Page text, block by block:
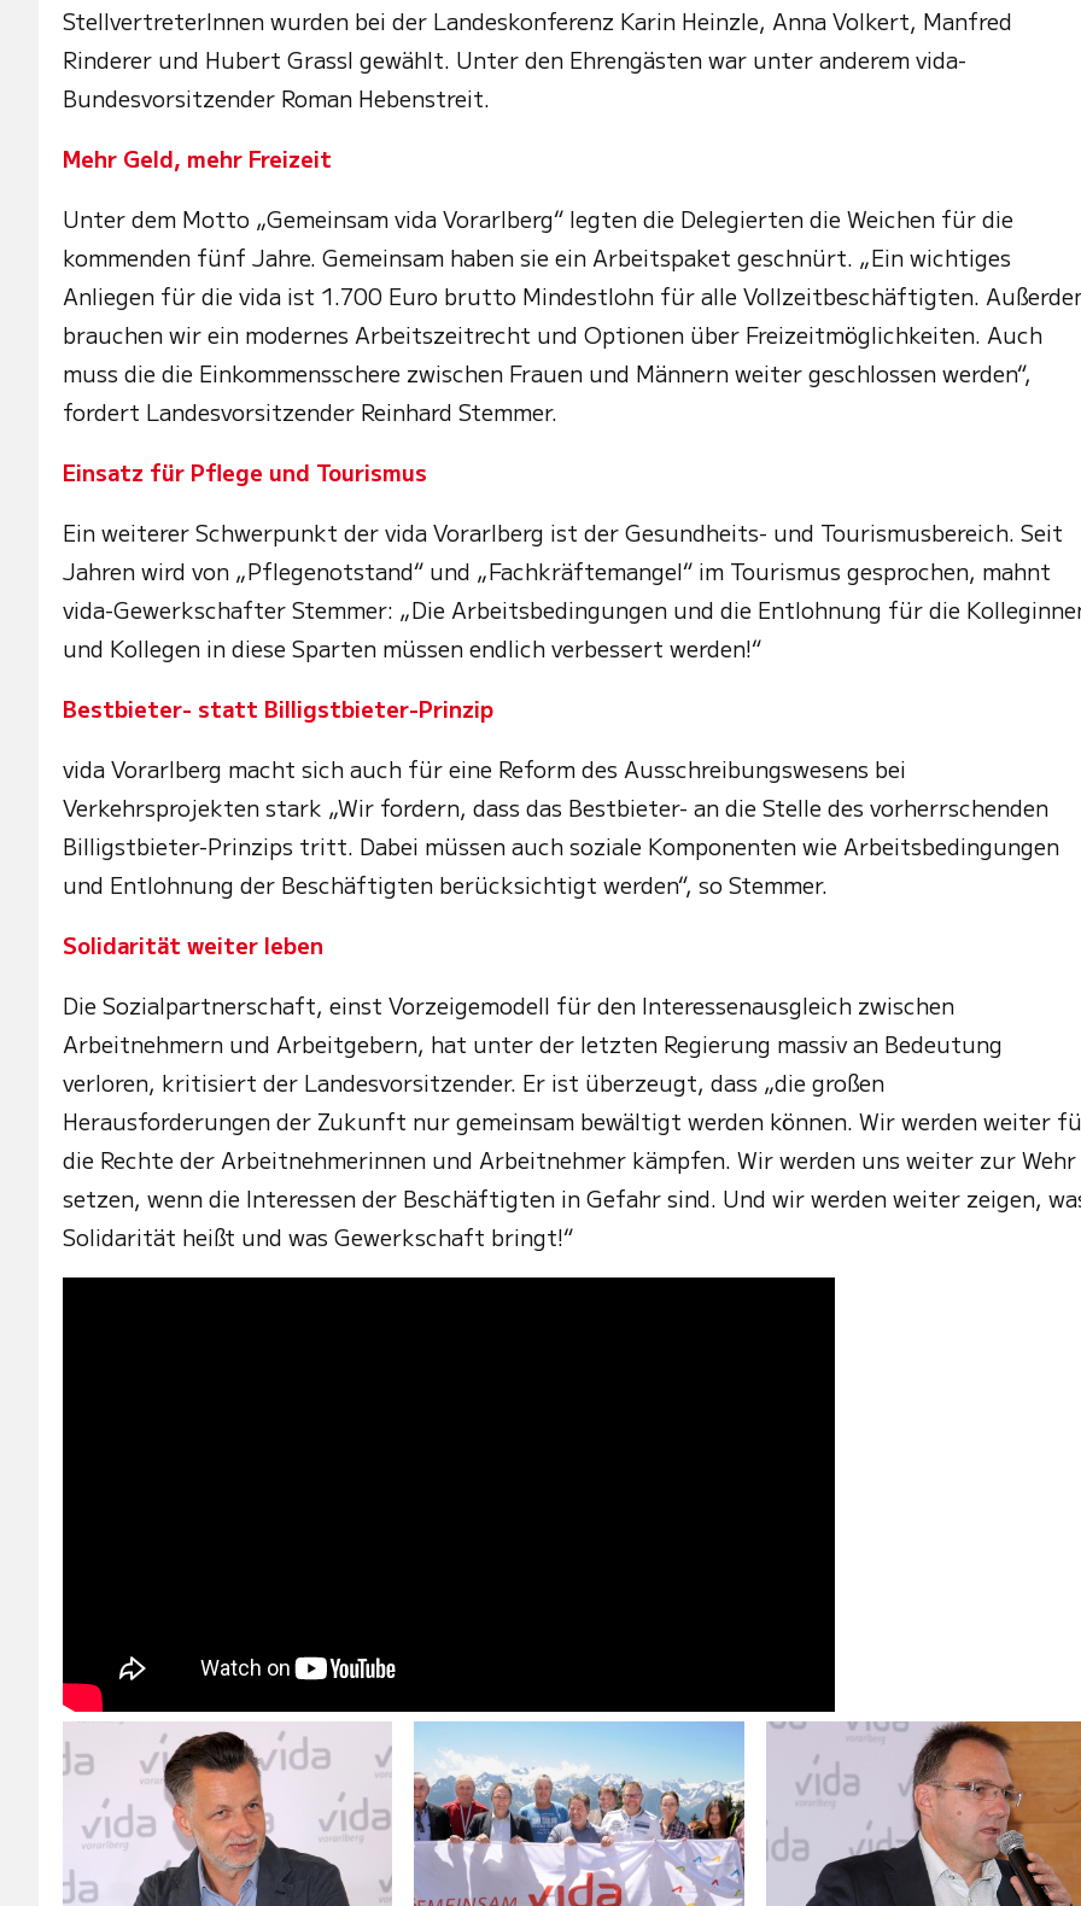
StellvertreterInnen wurden bei der Landeskonferenz Karin Heinzle, Anna Volkert, Manfred
Rinderer und Hubert Grassl gewählt. Unter den Ehrengästen war unter anderem vida-
Bundesvorsitzender Roman Hebenstreit.
Mehr Geld, mehr Freizeit
Unter dem Motto „Gemeinsam vida Vorarlberg“ legten die Delegierten die Weichen für die
kommenden fünf Jahre. Gemeinsam haben sie ein Arbeitspaket geschnürt. „Ein wichtiges
Anliegen für die vida ist 1.700 Euro brutto Mindestlohn für alle Vollzeitbeschäftigten.
brauchen wir ein modernes Arbeitszeitrecht und Optionen über Freizeitmöglichkeiten. Auch
muss die die Einkommensschere zwischen Frauen und Männern weiter geschlossen werden“,
fordert Landesvorsitzender Reinhard Stemmer.
Einsatz für Pflege und Tourismus
Ein weiterer Schwerpunkt der vida Vorarlberg ist der Gesundheits- und Tourismusbereich. Seit
Jahren wird von „Pflegenotstand“ und „Fachkräftemangel“ im Tourismus gesprochen, mahnt
vida-Gewerkschafter Stemmer: „Die Arbeitsbedingungen und die Entlohnung für die
und Kollegen in diese Sparten müssen endlich verbessert werden!“
Bestbieter- statt Billigstbieter-Prinzip
vida Vorarlberg macht sich auch für eine Reform des Ausschreibungswesens bei
Verkehrsprojekten stark „Wir fordern, dass das Bestbieter- an die Stelle des vorherrschenden
Billigstbieter-Prinzips tritt. Dabei müssen auch soziale Komponenten wie Arbeitsbedingungen
und Entlohnung der Beschäftigten berücksichtigt werden“, so Stemmer.
Solidarität weiter leben
Die Sozialpartnerschaft, einst Vorzeigemodell für den Interessenausgleich zwischen
Arbeitnehmern und Arbeitgebern, hat unter der letzten Regierung massiv an Bedeutung
verloren, kritisiert der Landesvorsitzender. Er ist überzeugt, dass „die großen
Herausforderungen der Zukunft nur gemeinsam bewältigt werden können. Wir werden weiter
die Rechte der Arbeitnehmerinnen und Arbeitnehmer kämpfen. Wir werden uns weiter zur Wehr
setzen, wenn die Interessen der Beschäftigten in Gefahr sind. Und wir werden weiter zeigen,
Solidarität heißt und was Gewerkschaft bringt!“